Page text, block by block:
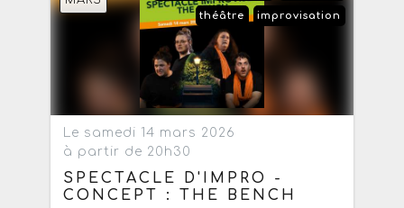
improvisation
théâtre
Le samedi 14 mars 2026
à partir de 20h30
SPECTACLE D'IMPRO -
CONCEPT : THE BENCH